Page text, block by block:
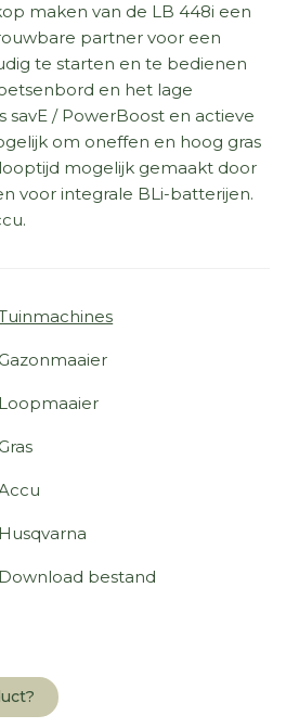
maken van de LB 448i een
partner voor een
te starten en te bedienen
en het lage
savE / PowerBoost en actieve
om oneffen en hoog gras
mogelijk gemaakt door
voor integrale BLi-batterijen.
Gazonmaaier
Loopmaaier
Gras
Husqvarna
Download bestand